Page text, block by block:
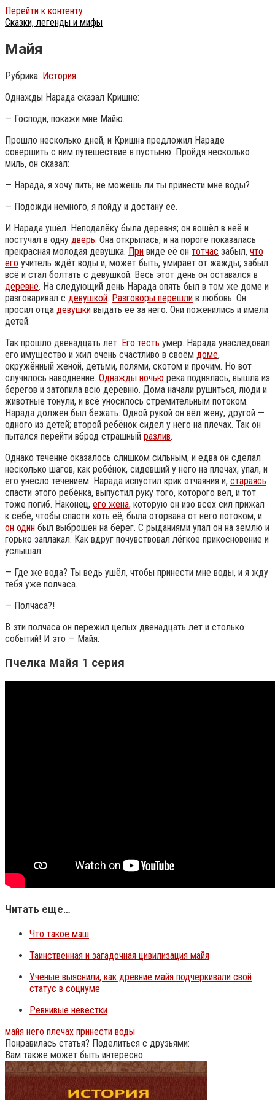
Перейти к контенту
Сказки, легенды и мифы
Майя
Рубрика: История
Однажды Нарада сказал Кришне:
— Господи, покажи мне Майю.
Прошло несколько дней, и Кришна предложил Нараде
совершить с ним путешествие в пустыню. Пройдя несколько
миль, он сказал:
— Нарада, я хочу пить; не можешь ли ты принести мне воды?
— Подожди немного, я пойду и достану её.
И Нарада ушёл. Неподалёку была деревня; он вошёл в неё и
постучал в одну дверь. Она открылась, и на пороге показалась
прекрасная молодая девушка. При виде её он тотчас забыл, что
его учитель ждёт воды и, может быть, умирает от жажды; забыл
всё и стал болтать с девушкой. Весь этот день он оставался в
деревне. На следующий день Нарада опять был в том же доме и
разговаривал с девушкой. Разговоры перешли в любовь. Он
просил отца девушки выдать её за него. Они поженились и имели
детей.
Так прошло двенадцать лет. Его тесть умер. Нарада унаследовал
его имущество и жил очень счастливо в своём доме,
окружённый женой, детьми, полями, скотом и прочим. Но вот
случилось наводнение. Однажды ночью река поднялась, вышла из
берегов и затопила всю деревню. Дома начали рушиться, люди и
животные тонули, и всё уносилось стремительным потоком.
Нарада должен был бежать. Одной рукой он вёл жену, другой —
одного из детей; второй ребёнок сидел у него на плечах. Так он
пытался перейти вброд страшный разлив.
Однако течение оказалось слишком сильным, и едва он сделал
несколько шагов, как ребёнок, сидевший у него на плечах, упал, и
его унесло течением. Нарада испустил крик отчаяния и, стараясь
спасти этого ребёнка, выпустил руку того, которого вёл, и тот
тоже погиб. Наконец, его жена, которую он изо всех сил прижал
к себе, чтобы спасти хоть её, была оторвана от него потоком, и
он один был выброшен на берег. С рыданиями упал он на землю и
горько заплакал. Как вдруг почувствовал лёгкое прикосновение и
услышал:
— Где же вода? Ты ведь ушёл, чтобы принести мне воды, и я жду
тебя уже полчаса.
— Полчаса?!
В эти полчаса он пережил целых двенадцать лет и столько
событий! И это — Майя.
Пчелка Майя 1 серия
Читать еще…
Что такое маш
Таинственная и загадочная цивилизация майя
Ученые выяснили, как древние майя подчеркивали свой
статус в социуме
Ревнивые невестки
майя него плечах принести воды
Понравилась статья? Поделиться с друзьями:
Вам также может быть интересно